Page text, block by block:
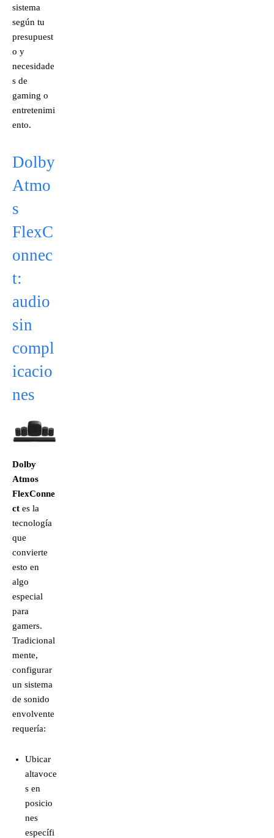
sistema
según tu
presupuest
o y
necesidade
s de
gaming o
entretenimi
ento.
Dolby
Atmo
s
FlexC
onnec
t:
audio
sin
compl
icacio
nes
Dolby
Atmos
FlexConne
ct es la
tecnología
que
convierte
esto en
algo
especial
para
gamers.
Tradicional
mente,
configurar
un sistema
de sonido
envolvente
requería:
Ubicar
altavoce
s en
posicio
nes
específi